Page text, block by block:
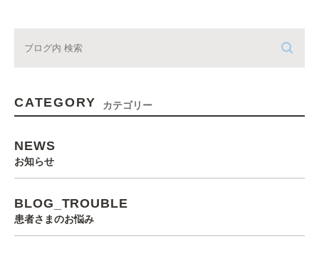
CATEGORY カテゴリー
NEWS
お知らせ
BLOG_TROUBLE
患者さまのお悩み